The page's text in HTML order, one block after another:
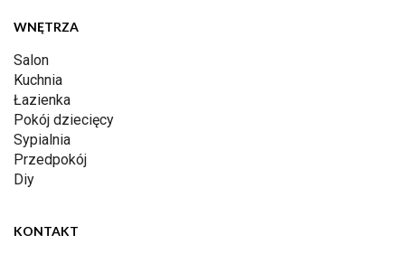
WNĘTRZA
Salon
Kuchnia
Łazienka
Pokój dziecięcy
Sypialnia
Przedpokój
Diy
KONTAKT